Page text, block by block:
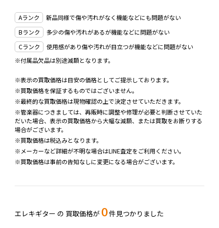
Aランク
新品同様で傷や汚れがなく機能などにも問題がない
Bランク
多少の傷や汚れがあるが機能などに問題がない
Cランク
使用感があり傷や汚れが目立つが機能などに問題がない
※付属品欠品は別途減額となります。
※表示の買取価格は目安の価格としてご提示しております。
※買取価格を保証するものではございません。
※最終的な買取価格は現物確認の上で決定させていただきます。
※管楽器につきましては、再販時に調整や修理が必要と判断させていた
だいた場合、表示の買取価格から大幅な減額、または買取をお断りする
場合がございます。
※買取価格は税込みとなります。
※メーカーなど詳細が不明な場合はLINE査定をご利用ください。
※買取価格は事前の告知なしに変更になる場合がございます。
エレキギター の 買取価格が 0件見つかりました